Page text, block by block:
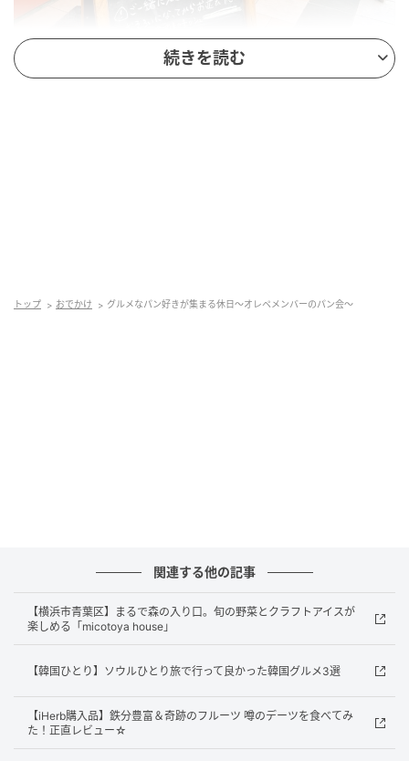
今回選んだのはこちら。
続きを読む
トップ おでかけ グルメなパン好きが集まる休日〜オレペメンバーのパン会〜
関連する他の記事
【横浜市青葉区】まるで森の入り口。旬の野菜とクラフトアイスが
楽しめる「micotoya house」
【韓国ひとり】ソウルひとり旅で行って良かった韓国グルメ3選
【iHerb購入品】鉄分豊富＆奇跡のフルーツ 噂のデーツを食べてみ
た！正直レビュー☆